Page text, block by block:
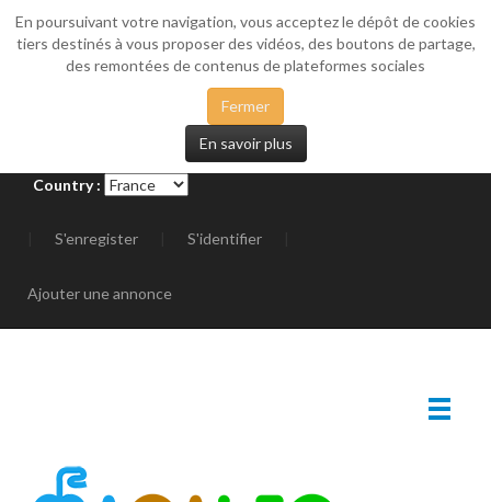
En poursuivant votre navigation, vous acceptez le dépôt de cookies
tiers destinés à vous proposer des vidéos, des boutons de partage,
des remontées de contenus de plateformes sociales
Fermer
En savoir plus
Country :
S'enregister S'identifier
Ajouter une annonce